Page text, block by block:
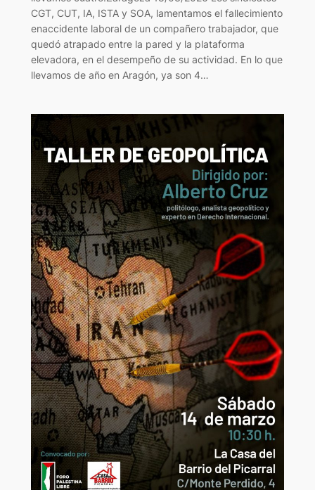
CGT, CUT, IA, ISTA y SOA, lamentamos el fallecimiento
enaccidente laboral de un compañero trabajador, que
quedó atrapado entre la pared y la plataforma
elevadora, en el desempeño de su actividad. En lo que
llevamos de año en Aragón, ya son 4…